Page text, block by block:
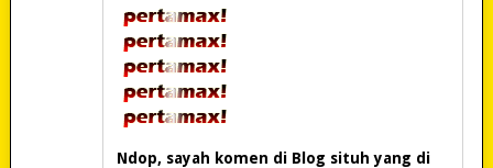
Ndop, sayah komen di Blog situh yang di